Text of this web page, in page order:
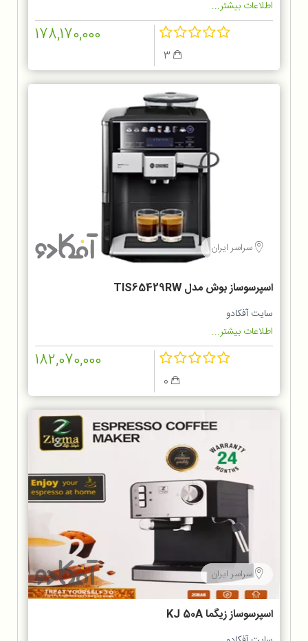
اطلاعات بیشتر...
178,170,000
سراسر ایران
اسپرسوساز بوش مدل TIS65429RW
سایت آفکادو
اطلاعات بیشتر...
182,070,000
سراسر ایران
اسپرسوساز زیگما KJ 50A